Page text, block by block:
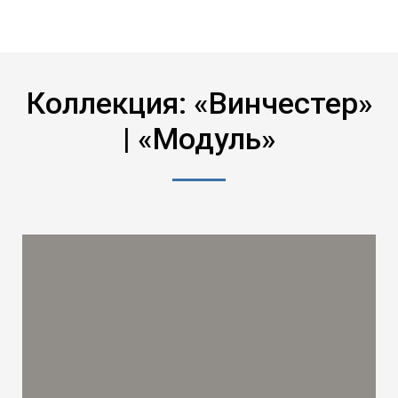
Коллекция: «Винчестер»
| «Модуль»